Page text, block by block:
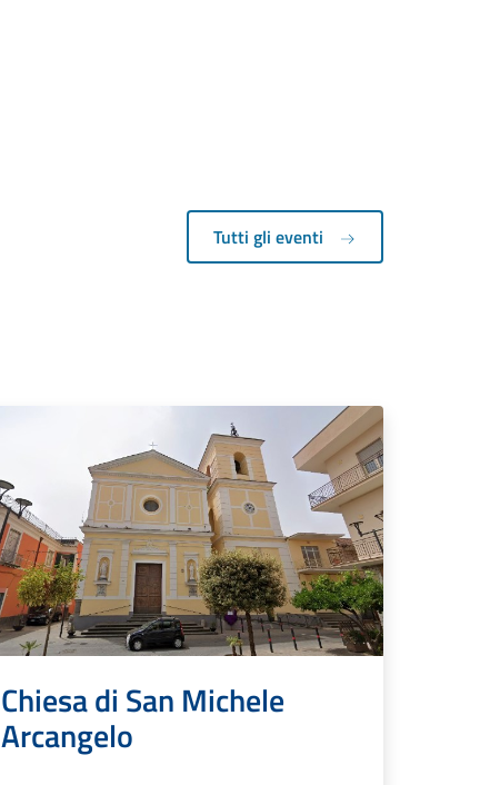
Tutti gli eventi
Chiesa di San Michele
Arcangelo